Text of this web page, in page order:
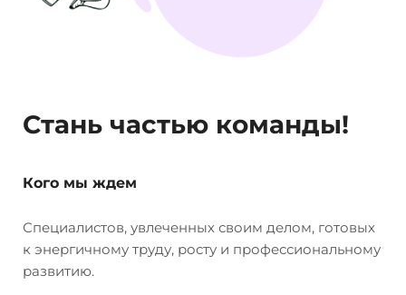
Стань частью команды!
Кого мы ждем
Специалистов, увлеченных своим делом, готовых
к энергичному труду, росту и профессиональному
развитию.